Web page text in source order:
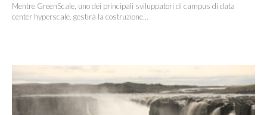
Mentre GreenScale, uno dei principali sviluppatori di campus di data
center hyperscale, gestirà la costruzione...